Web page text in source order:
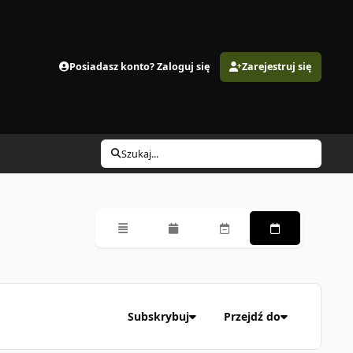
Posiadasz konto? Zaloguj się Zarejestruj się
Szukaj...
Przegląd MiesięcznyTygodniowyCodzienny
Subskrybuj Przejdź do